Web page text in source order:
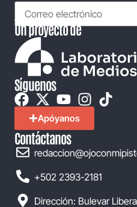
Un proyecto de
Síguenos
Apóyanos
Contáctanos
+502 2393-2181
Dirección: Bulevar